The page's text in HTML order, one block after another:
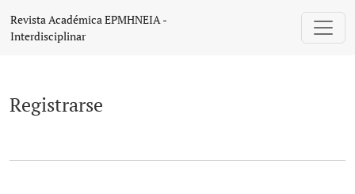
Revista Académica EPMHNEIA -
Interdisciplinar
Registrarse